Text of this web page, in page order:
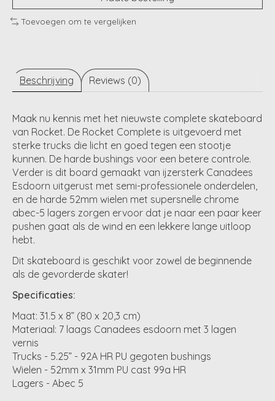
Toevoegen om te vergelijken
Beschrijving Reviews (0)
Maak nu kennis met het nieuwste complete skateboard
van Rocket. De Rocket Complete is uitgevoerd met
sterke trucks die licht en goed tegen een stootje
kunnen. De harde bushings voor een betere controle.
Verder is dit board gemaakt van ijzersterk Canadees
Esdoorn uitgerust met semi-professionele onderdelen,
en de harde 52mm wielen met supersnelle chrome
abec-5 lagers zorgen ervoor dat je naar een paar keer
pushen gaat als de wind en een lekkere lange uitloop
hebt.
Dit skateboard is geschikt voor zowel de beginnende
als de gevorderde skater!
Specificaties:
Maat: 31.5 x 8” (80 x 20,3 cm)
Materiaal: 7 laags Canadees esdoorn met 3 lagen
vernis
Trucks - 5.25” - 92A HR PU gegoten bushings
Wielen - 52mm x 31mm PU cast 99a HR
Lagers - Abec 5